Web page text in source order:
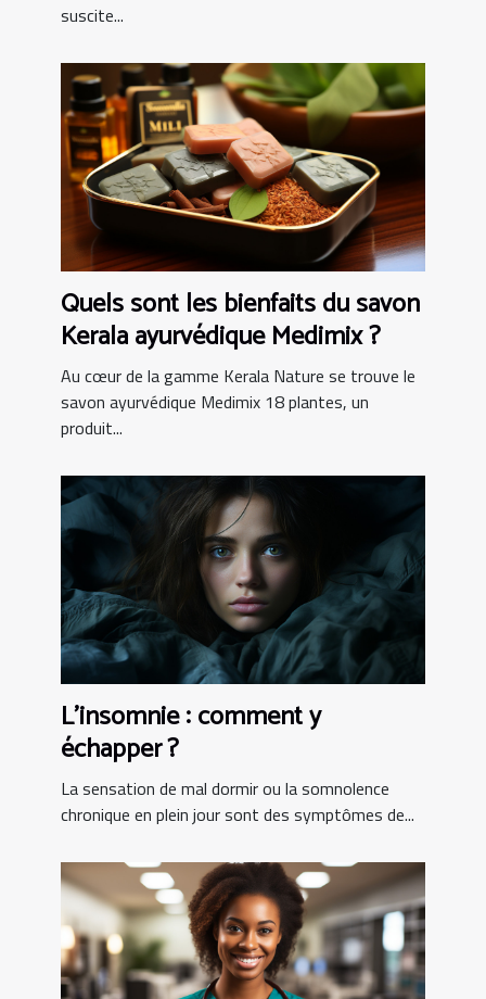
suscite...
Quels sont les bienfaits du savon
Kerala ayurvédique Medimix ?
Au cœur de la gamme Kerala Nature se trouve le
savon ayurvédique Medimix 18 plantes, un
produit...
L’insomnie : comment y
échapper ?
La sensation de mal dormir ou la somnolence
chronique en plein jour sont des symptômes de...